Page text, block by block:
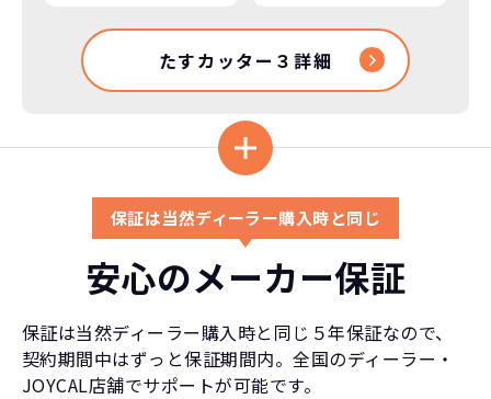
たすカッター３詳細
保証は当然ディーラー購入時と同じ
安心のメーカー保証
保証は当然ディーラー購入時と同じ５年保証なので、
契約期間中はずっと保証期間内。全国のディーラー・
JOYCAL店舗でサポートが可能です。